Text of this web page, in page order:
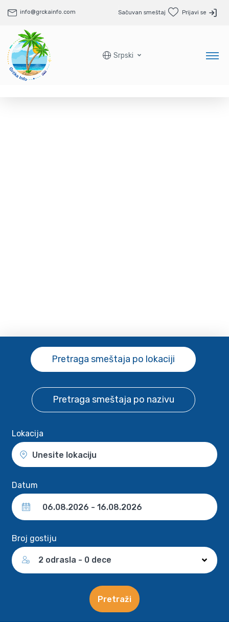
info@grckainfo.com Sačuvan smeštaj Prijavi se
Srpski
Pretraga smeštaja po lokaciji
Pretraga smeštaja po nazivu
Lokacija
Unesite lokaciju
Datum
Broj gostiju
2 odrasla - 0 dece
Pretraži